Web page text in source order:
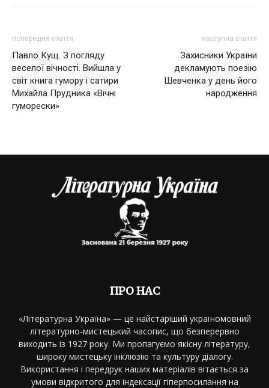
попередня стаття
Павло Кущ. З погляду
веселої вічності. Вийшла у
світ книга гумору і сатири
Михайла Прудника «Вічні
гуморески»
наступна стаття
Захисники України
декламують поезію
Шевченка у день його
народження
ПРО НАС
«Літературна Україна» — це найстаріший україномовний
літературно-мистецький часопис, що безперервно
виходить із 1927 року. Ми пропагуємо якісну літературу,
широку мистецьку інклюзію та культуру діалогу.
Використання і передрук наших матеріалів вітається за
умови відкритого для індексації гіперпосилання на